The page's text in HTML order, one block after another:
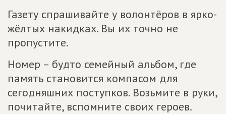
Газету спрашивайте у волонтёров в ярко-
жёлтых накидках. Вы их точно не
пропустите.
Номер – будто семейный альбом, где
память становится компасом для
сегодняшних поступков. Возьмите в руки,
почитайте, вспомните своих героев.